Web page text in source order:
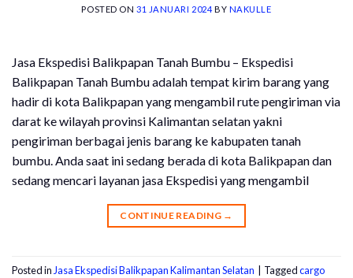
POSTED ON31 JANUARI 2024BY NAKULLE
Jasa Ekspedisi Balikpapan Tanah Bumbu – Ekspedisi
Balikpapan Tanah Bumbu adalah tempat kirim barang yang
hadir di kota Balikpapan yang mengambil rute pengiriman via
darat ke wilayah provinsi Kalimantan selatan yakni
pengiriman berbagai jenis barang ke kabupaten tanah
bumbu. Anda saat ini sedang berada di kota Balikpapan dan
sedang mencari layanan jasa Ekspedisi yang mengambil
CONTINUE READING →
Posted in Jasa Ekspedisi Balikpapan Kalimantan Selatan Taggedcargo